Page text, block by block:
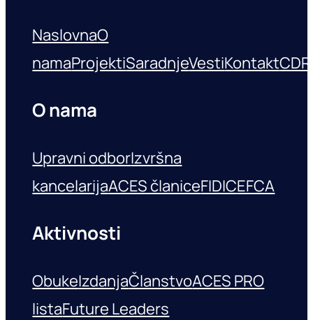
NaslovnaO
namaProjektiSaradnjeVestiKontakt
O nama
Upravni odborIzvršna
kancelarijaACES članiceFIDICEFCA
Aktivnosti
ObukeIzdanjaČlanstvoACES PRO
listaFuture Leaders